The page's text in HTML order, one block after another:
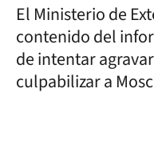
El Ministerio de
contenido del
de intentar
culpabilizar a